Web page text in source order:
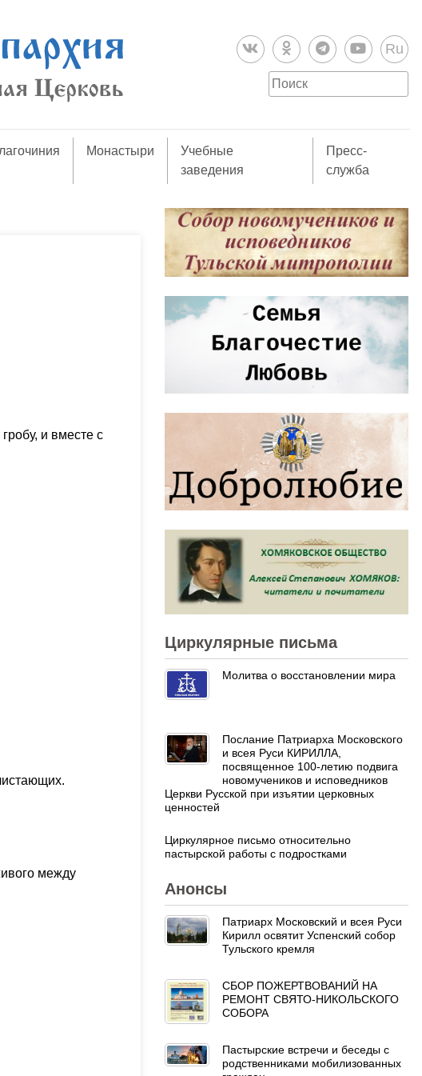
Ru
Монастыри
Учебные
заведения
Пресс-
служба
и вместе с
между
Циркулярные письма
Молитва о восстановлении мира
Послание Патриарха Московского
и всея Руси КИРИЛЛА,
посвященное 100-летию подвига
новомучеников и исповедников
Церкви Русской при изъятии церковных
ценностей
Циркулярное письмо относительно
пастырской работы с подростками
Анонсы
Патриарх Московский и всея Руси
Кирилл освятит Успенский собор
Тульского кремля
СБОР ПОЖЕРТВОВАНИЙ НА
РЕМОНТ СВЯТО-НИКОЛЬСКОГО
СОБОРА
Пастырские встречи и беседы с
родственниками мобилизованных